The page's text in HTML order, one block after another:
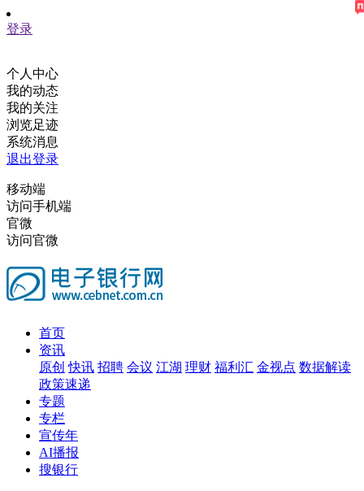
登录
个人中心
我的动态
我的关注
浏览足迹
系统消息
退出登录
移动端
访问手机端
官微
访问官微
首页
资讯
原创 快讯 招聘 会议 江湖 理财 福利汇 金视点 数据解读
政策速递
专题
专栏
宣传年
AI播报
搜银行